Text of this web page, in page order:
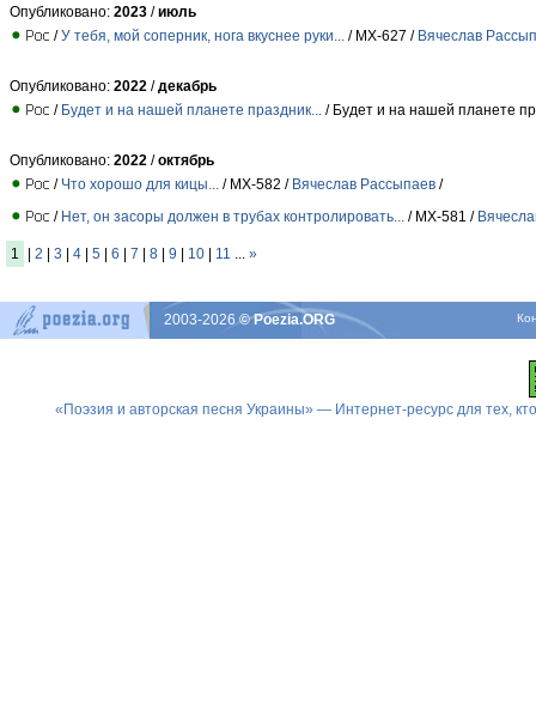
Опубликовано: 2023 /июль
/У тебя, мой соперник, нога вкуснее руки... / МХ-627 / Вячеслав
Опубликовано: 2022 /декабрь
/ Будет и на нашей планете праздник... / Будет и на нашей планете
Опубликовано: 2022 /октябрь
/ Что хорошо для кицы... / МХ-582 / Вячеслав Рассыпаев /
/ Нет, он засоры должен в трубах контролировать... / МХ-581 /
1 | 2 | 3 | 4 | 5 | 6 | 7 | 8 | 9 | 10 | 11 »
2003-2026© Poezia.ORG
«Поэзия и авторская песня Украины» — Интернет-ресурс для тех,